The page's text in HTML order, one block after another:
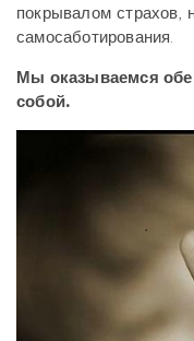
покрывалом страхов,
самосаботирования.
Мы оказываемся
собой.